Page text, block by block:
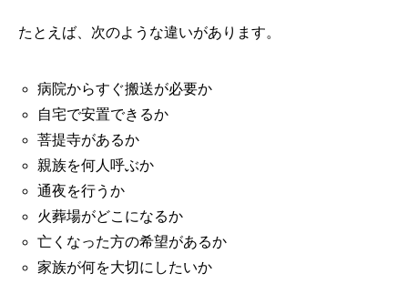
たとえば、次のような違いがあります。
病院からすぐ搬送が必要か
自宅で安置できるか
菩提寺があるか
親族を何人呼ぶか
通夜を行うか
火葬場がどこになるか
亡くなった方の希望があるか
家族が何を大切にしたいか